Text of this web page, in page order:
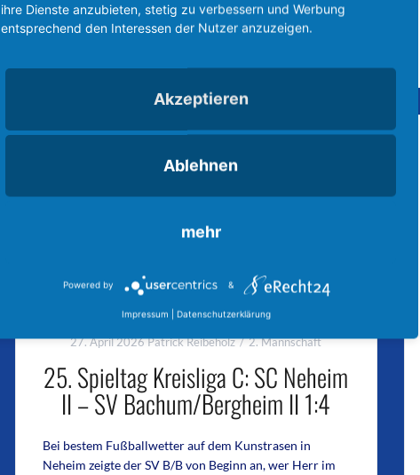
27. April 2026Patrick Reibeholz 2. Mannschaft
25. Spieltag Kreisliga C: SC Neheim
II – SV Bachum/Bergheim II 1:4
Bei bestem Fußballwetter auf dem Kunstrasen in
Neheim zeigte der SV B/B von Beginn an, wer Herr im
ihre Dienste anzubieten, stetig zu verbessern und Werbung
entsprechend den Interessen der Nutzer anzuzeigen.
Akzeptieren
Ablehnen
mehr
Powered by &
Impressum Datenschutzerklärung